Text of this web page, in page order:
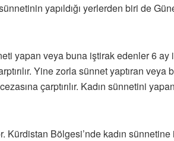
yapıldığı yerlerden biri de
yapan veya buna iştirak edenler 6 ay
Yine zorla sünnet yaptıran veya
çarptırılır. Kadın sünnetini
Bölgesi’nde kadın